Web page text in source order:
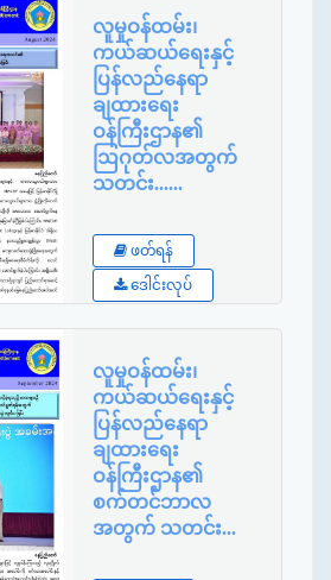
လူမှုဝန်ထမ်း၊
ကယ်ဆယ်ရေးနှင့်
ပြန်လည်နေရာ
ချထားရေး
ဝန်ကြီးဌာန၏
ဩဂုတ်လအတွက်
သတင်း......
Published By
Ministry
ဖတ်ရန်
ဒေါင်းလုပ်
လူမှုဝန်ထမ်း၊
ကယ်ဆယ်ရေးနှင့်
ပြန်လည်နေရာ
ချထားရေး
ဝန်ကြီးဌာန၏
စက်တင်ဘာလ
အတွက် သတင်း...
Published By